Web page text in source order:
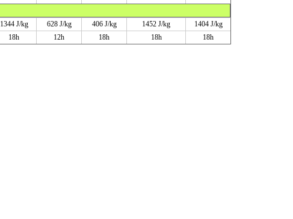
1344 J/kg 628 J/kg 406 J/kg 1452 J/kg
1404 J/kg
18h 12h 18h 18h 18h